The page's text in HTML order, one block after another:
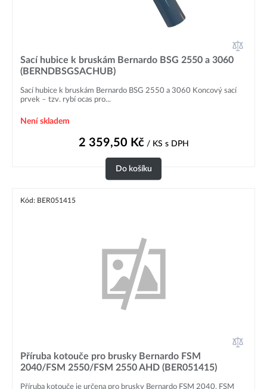
Sací hubice k bruskám Bernardo BSG 2550 a 3060
(BERNDBSGSACHUB)
Sací hubice k bruskám Bernardo BSG 2550 a 3060 Koncový sací
prvek – tzv. rybí ocas pro...
Není skladem
2 359,50 Kč/ KS s DPH
Do košíku
Kód: BER051415
Příruba kotouče pro brusky Bernardo FSM
2040/FSM 2550/FSM 2550 AHD (BER051415)
Příruba kotouče je určena pro brusky Bernardo FSM 2040, FSM